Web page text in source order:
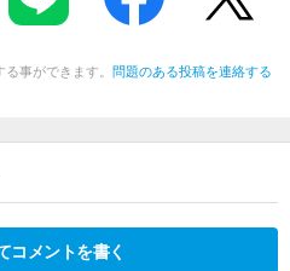
事ができます。 問題のある投稿を連絡する
コメントを書く